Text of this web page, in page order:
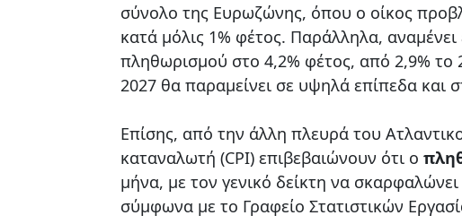
σύνολο της Ευρωζώνης, όπου ο οίκος
κατά μόλις 1% φέτος. Παράλληλα,
πληθωρισμού στο 4,2% φέτος, από 2,9% το
2027 θα παραμείνει σε υψηλά επίπεδα και
Επίσης, από την άλλη πλευρά του
καταναλωτή (CPI) επιβεβαιώνουν ότι ο
μήνα, με τον γενικό δείκτη να
σύμφωνα με το Γραφείο Στατιστικών